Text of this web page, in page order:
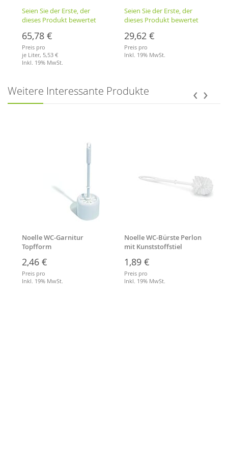
Seien Sie der Erste, der
dieses Produkt bewertet
65,78 €
Preis pro
je Liter,5,53 €
Inkl. 19% MwSt.
Seien Sie der Erste, der
dieses Produkt bewertet
29,62 €
Preis pro
Inkl. 19% MwSt.
Weitere Interessante Produkte
Noelle WC-Garnitur
Topfform
2,46 €
Preis pro
Inkl. 19% MwSt.
Noelle WC-Bürste Perlon
mit Kunststoffstiel
1,89 €
Preis pro
Inkl. 19% MwSt.
‹ ›